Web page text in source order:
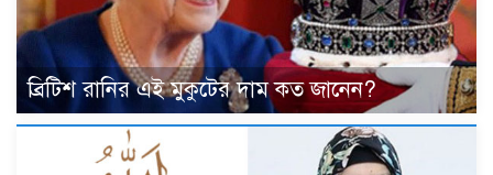
ব্রিটিশ রানির এই মুকুটের দাম কত জানেন?